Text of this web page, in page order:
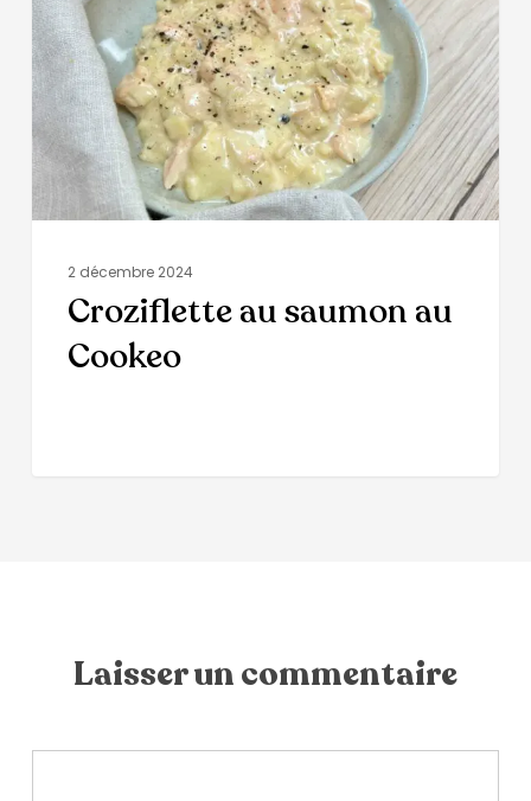
2 décembre 2024
Croziflette au saumon au
Cookeo
Laisser un commentaire